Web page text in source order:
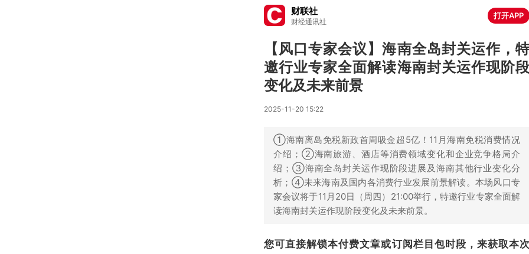
财联社
财经通讯社
打开APP
【风口专家会议】海南全岛封关运作，特
邀行业专家全面解读海南封关运作现阶段
变化及未来前景
2025-11-20 15:22
①海南离岛免税新政首周吸金超5亿！11月海南免税消费情况
介绍；②海南旅游、酒店等消费领域变化和企业竞争格局介
绍；③海南全岛封关运作现阶段进展及海南其他行业变化分
析；④未来海南及国内各消费行业发展前景解读。本场风口专
家会议将于11月20日（周四）21:00举行，特邀行业专家全面解
读海南封关运作现阶段变化及未来前景。
您可直接解锁本付费文章或订阅栏目包时段，来获取本次